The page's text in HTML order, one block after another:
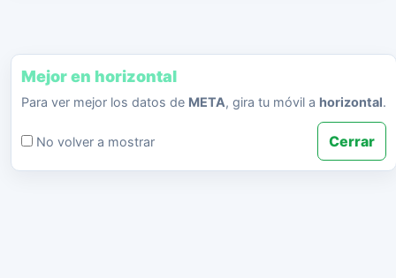
Mejor en horizontal
Para ver mejor los datos de META, gira tu móvil a horizontal.
No volver a mostrar Cerrar